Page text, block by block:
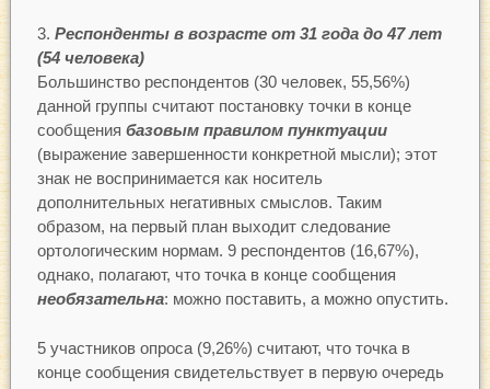
Респонденты в возрасте от 31 года до 47 лет
(54 человека)
Большинство респондентов (30 человек, 55,56%)
данной группы считают постановку точки в конце
сообщения базовым правилом пунктуации
(выражение завершенности конкретной мысли); этот
знак не воспринимается как носитель
дополнительных негативных смыслов. Таким
образом, на первый план выходит следование
ортологическим нормам. 9 респондентов (16,67%),
однако, полагают, что точка в конце сообщения
необязательна: можно поставить, а можно опустить.
5 участников опроса (9,26%) считают, что точка в
конце сообщения свидетельствует в первую очередь